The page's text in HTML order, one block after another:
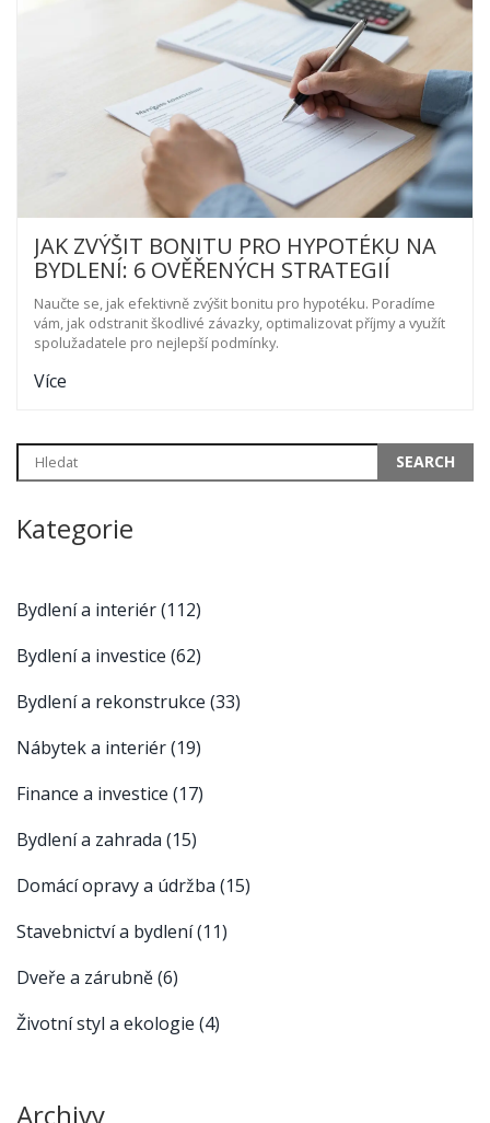
JAK ZVÝŠIT BONITU PRO HYPOTÉKU NA
BYDLENÍ: 6 OVĚŘENÝCH STRATEGIÍ
Naučte se, jak efektivně zvýšit bonitu pro hypotéku. Poradíme
vám, jak odstranit škodlivé závazky, optimalizovat příjmy a využít
spolužadatele pro nejlepší podmínky.
Více
Kategorie
Bydlení a interiér(112)
Bydlení a investice (62)
Bydlení a rekonstrukce (33)
Nábytek a interiér(19)
Finance a investice (17)
Bydlení a zahrada (15)
Domácí opravy a údržba (15)
Stavebnictví a bydlení(11)
Dveře a zárubně(6)
Životní styl a ekologie (4)
Archivy